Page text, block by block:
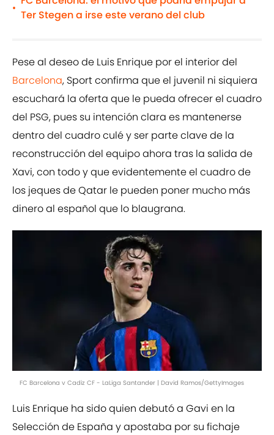
• Ter Stegen a irse este verano del club
Pese al deseo de Luis Enrique por el interior del
Barcelona, Sport confirma que el juvenil ni siquiera
escuchará la oferta que le pueda ofrecer el cuadro
del PSG, pues su intención clara es mantenerse
dentro del cuadro culé y ser parte clave de la
reconstrucción del equipo ahora tras la salida de
Xavi, con todo y que evidentemente el cuadro de
los jeques de Qatar le pueden poner mucho más
dinero al español que lo blaugrana.
FC Barcelona v Cadiz CF - LaLiga Santander | David Ramos/GettyImages
Luis Enrique ha sido quien debutó a Gavi en la
Selección de España y apostaba por su fichaje